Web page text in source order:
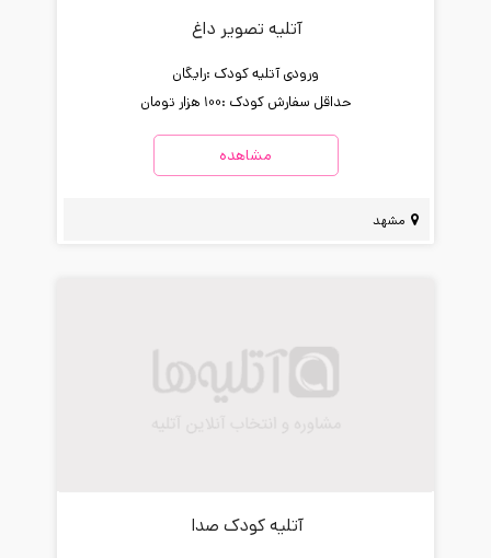
آتلیه تصویر داغ
ورودی آتلیه کودک :رایگان
حداقل سفارش کودک :100 هزار تومان
مشاهده
مشهد
آتلیه کودک صدا